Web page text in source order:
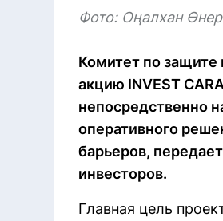
Фото: Оңалхан
Комитет по защите
акцию INVEST
непосредственно
оперативного
барьеров,
инвесторов.
Главная цель